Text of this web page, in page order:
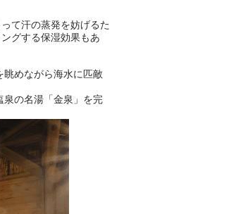
て汗の蒸発を妨げるた
グする保湿効果もあ
眺めながら海水に匹敵
泉の名湯「金泉」を完